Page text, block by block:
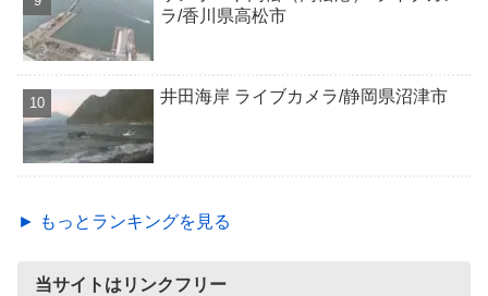
ラ/香川県高松市
井田海岸 ライブカメラ/静岡県沼津市
► もっとランキングを見る
当サイトはリンクフリー